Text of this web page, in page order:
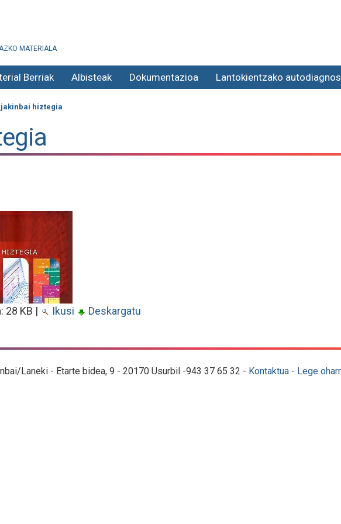
MATERIALA
Berriak Albisteak Dokumentazioa Lantokientzako
jakinbai hiztegia
28 KB | Ikusi Deskargatu
Laneki - Etarte bidea, 9 - 20170 Usurbil -943 37 65 32 - Kontaktua- Lege